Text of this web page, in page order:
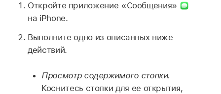
Откройте приложение «Сообщения»
на iPhone.
Выполните одно из описанных ниже
действий.
Просмотр содержимого стопки.
Коснитесь стопки для ее открытия,